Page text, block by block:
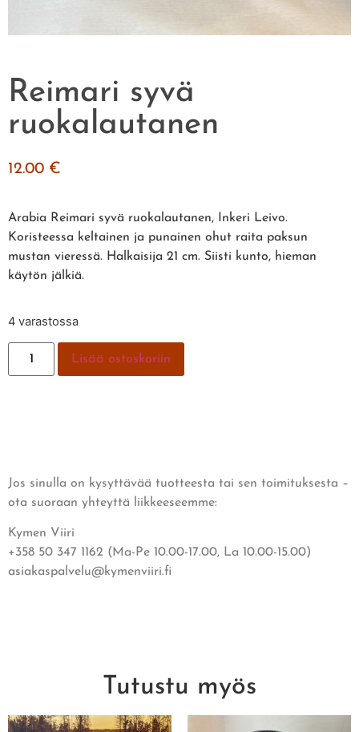
Reimari syvä
ruokalautanen
12.00 €
Arabia Reimari syvä ruokalautanen, Inkeri Leivo.
Koristeessa keltainen ja punainen ohut raita paksun
mustan vieressä. Halkaisija 21 cm. Siisti kunto, hieman
käytön jälkiä.
4 varastossa
Lisää ostoskoriin
Jos sinulla on kysyttävää tuotteesta tai sen toimituksesta –
ota suoraan yhteyttä liikkeeseemme:
Kymen Viiri
+358 50 347 1162 (Ma-Pe 10.00-17.00, La 10.00-15.00)
asiakaspalvelu@kymenviiri.fi
Tutustu myös